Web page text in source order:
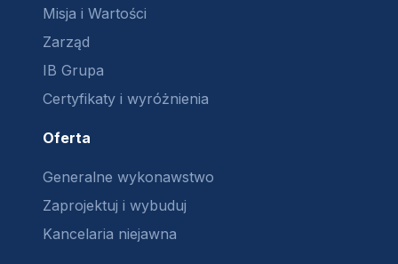
Misja i Wartości
Zarząd
IB Grupa
Certyfikaty i wyróżnienia
Oferta
Generalne wykonawstwo
Zaprojektuj i wybuduj
Kancelaria niejawna